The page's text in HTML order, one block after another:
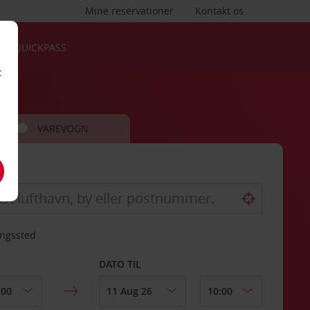
Kontakt os
Mine reservationer
QUICKPASS
VAREVOGN
DATO TIL